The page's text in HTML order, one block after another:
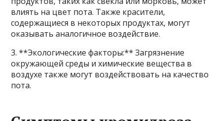
влиять на цвет пота. Также красители,
содержащиеся в некоторых продуктах, могут
оказывать аналогичное воздействие.
3. **Экологические факторы:** Загрязнение
окружающей среды и химические вещества в
воздухе также могут воздействовать на качество
пота.